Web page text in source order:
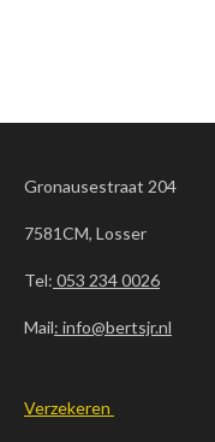
Gronausestraat 204
7581CM, Losser
Tel: 053 234 0026
Mail: info@bertsjr.nl
Verzekeren